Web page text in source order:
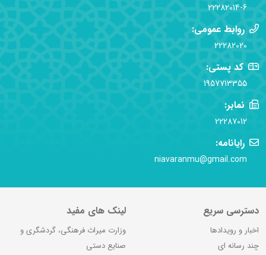
22282014-6
روابط عمومی:
22282020
کد پستی:
1957713355
نمابر:
22287012
رایانامه:
niavaranmu@gmail.com
دسترسی سریع
اخبار و رویدادها
چند رسانه ای
لینک های مفید
وزارت میراث فرهنگی، گردشگری و
صنایع دستی